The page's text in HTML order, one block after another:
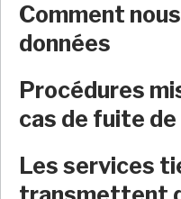
Comment
données
Procédures
cas de fuite
Les services